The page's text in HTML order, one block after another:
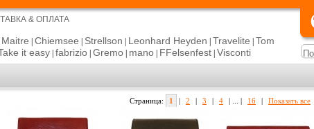
& ОПЛАТА
Maitre Chiemsee Strellson Leonhard Heyden Travelite Tom
it easy fabrizio Gremo mano FFelsenfest Visconti
Страница: 1 | 2 | 3 | 4 | ... | 16 | Показать все